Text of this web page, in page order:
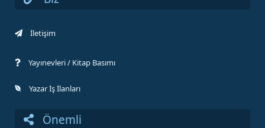
İletişim
Yayınevleri / Kitap Basımı
Yazar İş İlanları
Önemli